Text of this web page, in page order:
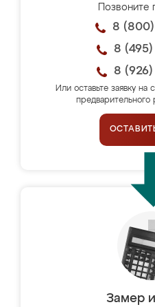
8 (800)
8 (495)
8 (926)
Или оставьте заявку на
предварительного
Замер